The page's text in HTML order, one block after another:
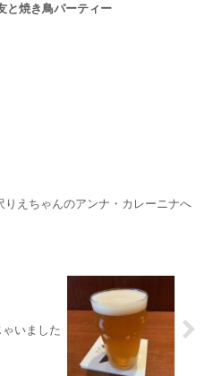
と焼き鳥パーティー
りえちゃんのアンナ・カレーニナへ
いました